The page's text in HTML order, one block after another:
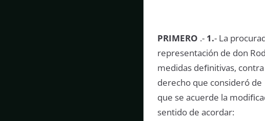
PRIMERO .- 1.- La
representación de don
medidas deﬁnitivas,
derecho que consideró
que se acuerde la
sentido de acordar: